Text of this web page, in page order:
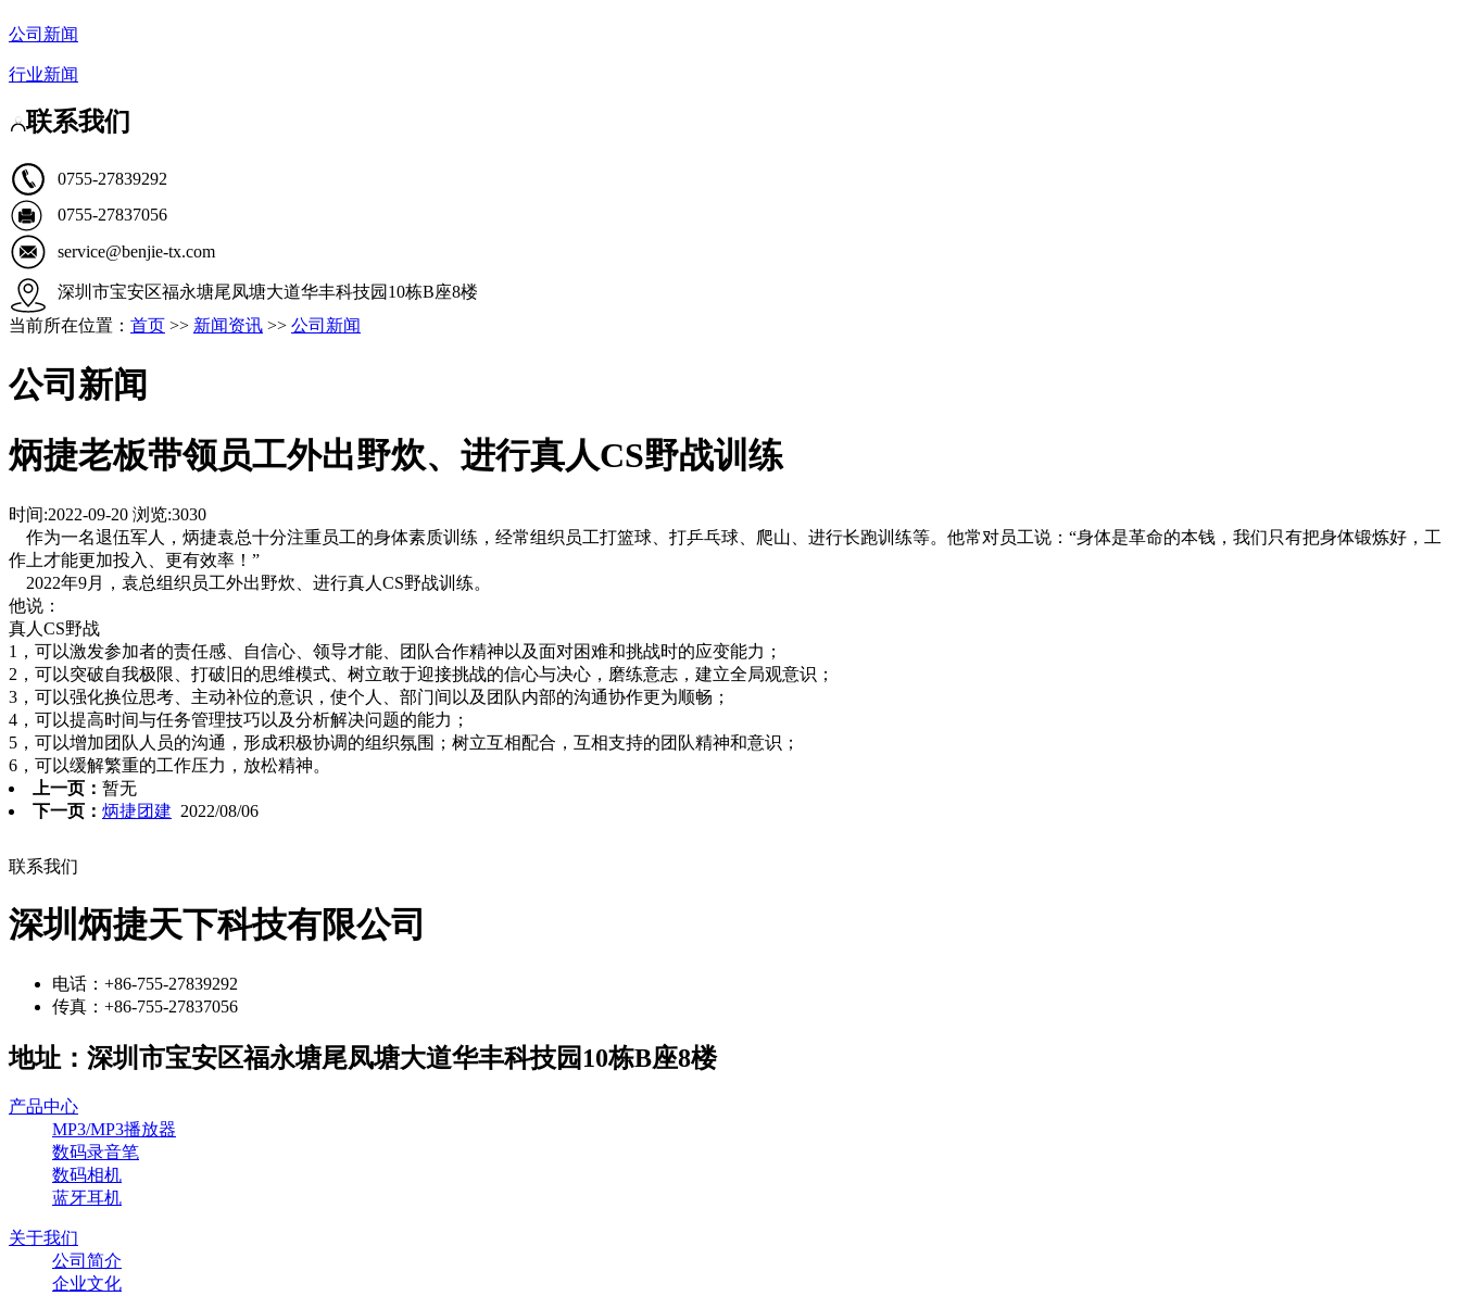
公司新闻
行业新闻
联系我们
0755-27839292
0755-27837056
service@benjie-tx.com
深圳市宝安区福永塘尾凤塘大道华丰科技园10栋B座8楼
当前所在位置： 首页 >> 新闻资讯 >> 公司新闻
公司新闻
炳捷老板带领员工外出野炊、进行真人CS野战训练
时间:2022-09-20 浏览:3030
作为一名退伍军人，炳捷袁总十分注重员工的身体素质训练，经常组织员工打篮球、打乒乓球、爬山、进行长跑训练等。他常对员工说：“身体是革命的本钱，我们只有把身体锻炼好，工
作上才能更加投入、更有效率！”
2022年9月，袁总组织员工外出野炊、进行真人CS野战训练。
他说：
真人CS野战
1，可以激发参加者的责任感、自信心、领导才能、团队合作精神以及面对困难和挑战时的应变能力；
2，可以突破自我极限、打破旧的思维模式、树立敢于迎接挑战的信心与决心，磨练意志，建立全局观意识；
3，可以强化换位思考、主动补位的意识，使个人、部门间以及团队内部的沟通协作更为顺畅；
4，可以提高时间与任务管理技巧以及分析解决问题的能力；
5，可以增加团队人员的沟通，形成积极协调的组织氛围；树立互相配合，互相支持的团队精神和意识；
6，可以缓解繁重的工作压力，放松精神。
上一页： 暂无
下一页： 炳捷团建 2022/08/06
联系我们
深圳炳捷天下科技有限公司
电话：+86-755-27839292
传真：+86-755-27837056
地址：深圳市宝安区福永塘尾凤塘大道华丰科技园10栋B座8楼
产品中心
MP3/MP3播放器
数码录音笔
数码相机
蓝牙耳机
关于我们
公司简介
企业文化